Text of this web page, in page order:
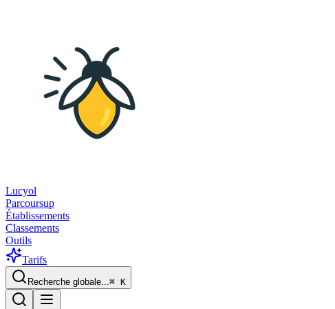
Lucyol
Parcoursup
Établissements
Classements
Outils
Tarifs
Recherche globale...⌘ K